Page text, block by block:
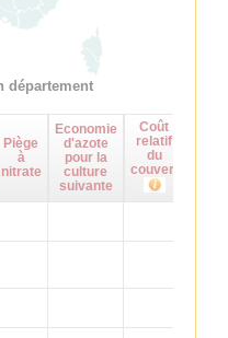
département
Piège
à
nitrate
Economie
d'azote
pour la
culture
suivante
Coût
relatif
du
couvert